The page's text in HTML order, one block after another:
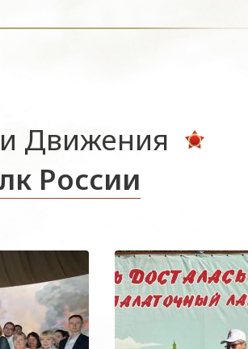
Движения
России